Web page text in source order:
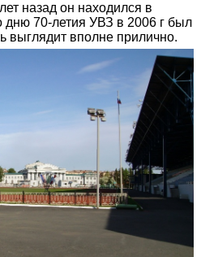
назад он находился в
дню 70-летия УВЗ в 2006 г был
выглядит вполне прилично.